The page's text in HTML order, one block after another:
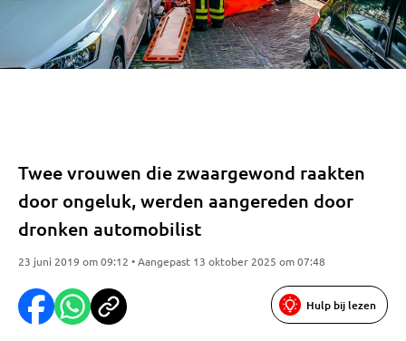
Twee vrouwen die zwaargewond raakten
door ongeluk, werden aangereden door
dronken automobilist
23 juni 2019 om 09:12 • Aangepast 13 oktober 2025 om 07:48
Hulp bij lezen